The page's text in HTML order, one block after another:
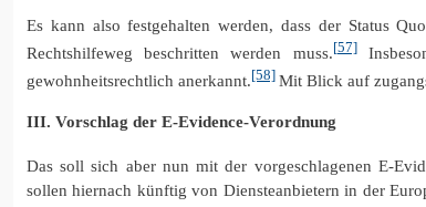
Es kann also festgehalten werden, dass der Status
Rechtshilfeweg beschritten werden muss.[57]
gewohnheitsrechtlich anerkannt.[58] Mit Blick auf
III. Vorschlag der E-Evidence-Verordnung
Das soll sich aber nun mit der vorgeschlagenen E-
sollen hiernach künftig von Diensteanbietern in der